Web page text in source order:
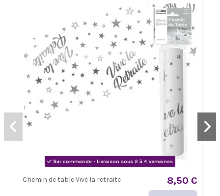
Sur commande - Livraison sous 2 à 4 semaines
Chemin de table Vive la retraite 8,50 €